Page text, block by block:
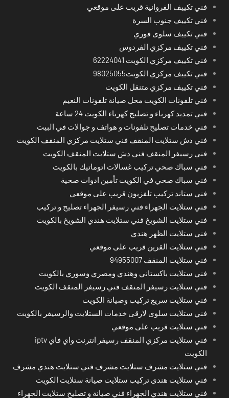
فني تكييف الفروانية قريب على موقعي
فني تكييف جنوب السرة
فني تكييف سلوى فوري
فني تكييف مركزي الفردوس
فني تكييف مركزي الكويت 62224041
فني تكييف مركزي الكويت98025055
فني تكييف مركزي متنقل الكويت
فني تلفونات الكويت محل صيانة تلفونات النعيم
فني تمديد كهرباء و تصليح كهرباء الكويت 24 ساعة
فني خدمات تصليح تلفونات و هواتف و جوالات في البيت
فني دش ستلايت المنقف فني ستلايت مركزي المنقف الكويت
فني رسيفر المنقف فني دش ستلايت المنقف الكويت
فني سباك صحي تركيب غسالات اتوماتيك بالكويت
فني سباك صحي في الكويت تأمين ادوات صحية
فني ستاند تركيب تلفزيون قريب على موقعي
فني ستلايت الجهراء فني رسيفر الجهراء تصليح و تركيب
فني ستلايت الشويخ فني ستلايت هندي الشويخ بالكويت
فني ستلايت الظهر هندي
فني ستلايت القرين قريب على موقعي
فني ستلايت المنقف 94955007
فني ستلايت باكستاني وهندي ومصري وسوري بالكويت
فني ستلايت رسيفر المنقف فني رسيفر المنقف الكويت
فني ستلايت سريع تركيب وصيانة الكويت
فني ستلايت سلوى لارقى خدمات الستلايت والرسيفر بالكويت
فني ستلايت قريب على موقعي
فني ستلايت مركزي المنقف رسيفر انترنت واي فاي iptv
الكويت
فني ستلايت مشرف ستلايت مشرف فني ستلايت هندي مشرف
فني ستلايت هندى تركيب ستلايت صيانة ستلايت الكويت
فني ستلايت هندي الجهراء فني صيانة و تصليح ستلايت الجهراء